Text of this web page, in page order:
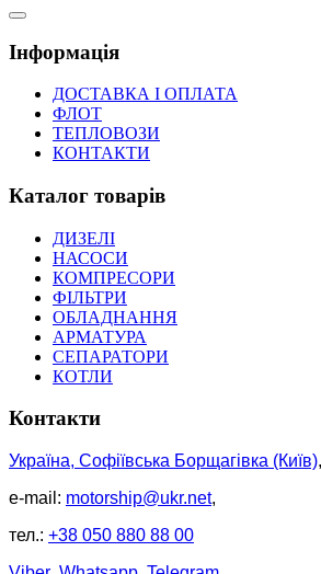
Інформація
ДОСТАВКА І ОПЛАТА
ФЛОТ
ТЕПЛОВОЗИ
КОНТАКТИ
Каталог товарів
ДИЗЕЛІ
НАСОСИ
КОМПРЕСОРИ
ФІЛЬТРИ
ОБЛАДНАННЯ
АРМАТУРА
СЕПАРАТОРИ
КОТЛИ
Контакти
Україна, Софіївська Борщагівка (Київ),
e-mail: motorship@ukr.net,
тел.: +38 050 880 88 00